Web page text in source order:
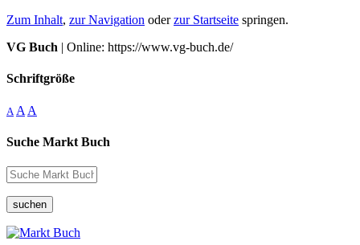
Zum Inhalt, zur Navigation oderzur Startseite springen.
VG Buch | Online: https://www.vg-buch.de/
Schriftgröße
A A A
Suche Markt Buch
suchen